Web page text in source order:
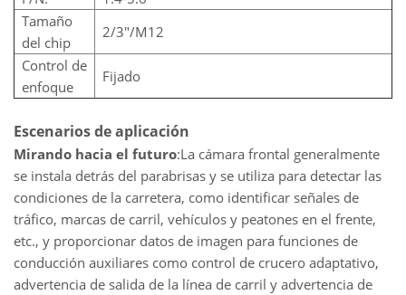
Tamaño
del chip
2/3″/M12
Control de
enfoque
Fijado
Escenarios de aplicación
Mirando hacia el futuro:La cámara frontal generalmente
se instala detrás del parabrisas y se utiliza para detectar las
condiciones de la carretera, como identificar señales de
tráfico, marcas de carril, vehículos y peatones en el frente,
etc., y proporcionar datos de imagen para funciones de
conducción auxiliares como control de crucero adaptativo,
advertencia de salida de la línea de carril y advertencia de